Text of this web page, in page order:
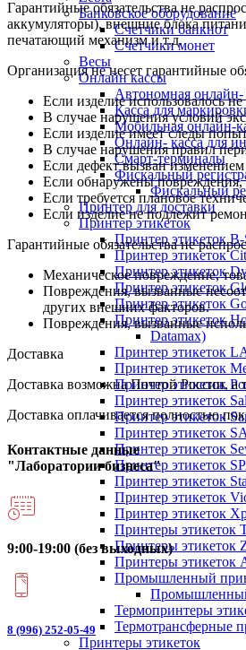
Банковское оборудование
Счетчики банкнот
Счетчики монет
Весы
Онлайн кассы
Автономная онлайн-
Касса для
Мобильная онлайн-
Онлайн- касса для
Смарт-терминалы
Фискальный
Фискальный
Принтер для доставки
Принтер этикеток
Принтер этикеток B-
Принтер этикеток
Принтер этикеток
Принтер этикеток
Принтер этикеток
Принтер этикеток
Datamax)
Принтер этикеток
Принтер этикеток
Принтер этикеток
Принтер этикеток
Принтер этикеток
Принтер этикеток
Принтер этикеток
Принтер этикеток
Принтер этикеток
Принтер этикеток
Принтер этикеток
Принтеры этикеток
Принтеры этикеток
Принтеры этикеток
Промышленный
Термопринтеры
Термотрансферные
Принтеры этикеток
Гарантийные обязательства не
аккумуляторы), внешние блока
печатающий механизм и т.д.
Организация не несет гарантийные
Если изделие использовалось
В случае нарушения условий
Если изделие имеет следы
В случае нарушения правил
Если дефект вызван
Если обнаружены повреждения,
Если требуется плановое
Если изделие не подлежит
Гарантийные обязательства не
Механическое повреждение,
Повреждения, вызванные
других внешних факторов.
Повреждения, вызванные
Доставка
Доставка возможна Почтой России,
Доставка оплачивается полностью
Контактные данные
"Лаборатории бизнеса"
9:00-19:00 (без выходных)
8 (996) 252-05-49